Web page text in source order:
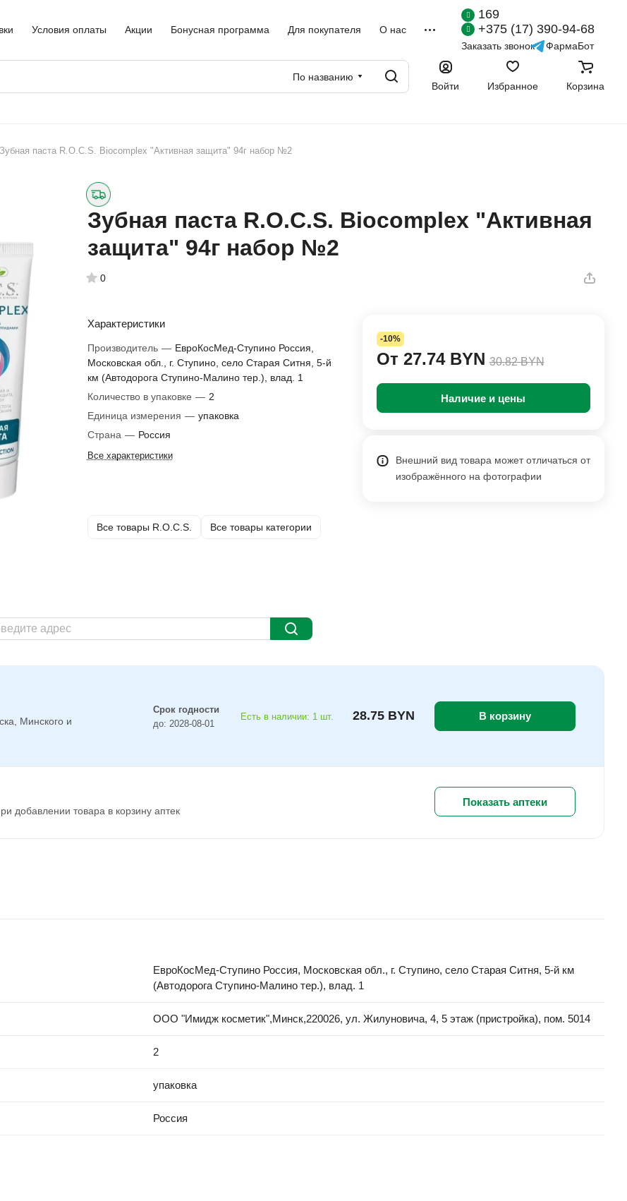
Условия оплаты Акции Бонусная программа Для покупателя О нас
169
+375 (17) 390-94-68
Заказать звонок ФармаБот
По названию
Войти
Избранное Корзина
Зубная паста R.O.C.S. Biocomplex "Активная защита" 94г набор №2
Зубная паста R.O.C.S. Biocomplex "Активная
защита" 94г набор №2
0
Характеристики
Производитель — ЕвроКосМед-Ступино Россия,
Московская обл., г. Ступино, село Старая Ситня, 5-й
км (Автодорога Ступино-Малино тер.), влад. 1
Количество в упаковке — 2
Единица измерения — упаковка
Страна — Россия
Все характеристики
Все товары R.O.C.S. Все товары категории
-10%
От 27.74 BYN 30.82 BYN
Наличие и цены
Внешний вид товара может отличаться от
изображённого на фотографии
Минского и
Срок годности
до: 2028-08-01
Есть в наличии: 1 шт. 28.75 BYN В корзину
добавлении товара в корзину аптек
Показать аптеки
ЕвроКосМед-Ступино Россия, Московская обл., г. Ступино, село Старая Ситня, 5-й км
(Автодорога Ступино-Малино тер.), влад. 1
ООО "Имидж косметик",Минск,220026, ул. Жилуновича, 4, 5 этаж (пристройка), пом. 5014
2
упаковка
Россия